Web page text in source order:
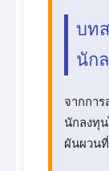
บท
นัก
จากกา
นักลงทุ
ผันผวน